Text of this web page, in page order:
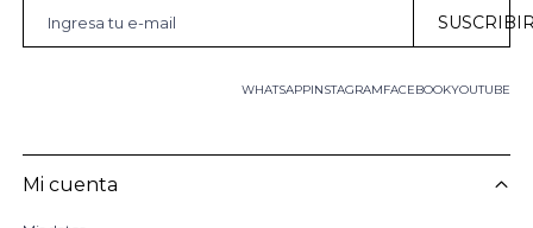
WHATSAPP FACEBOOKYOUTUBE
INSTAGRAM
Mi cuenta